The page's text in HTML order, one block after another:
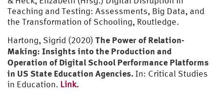
Teaching and Testing: Assessments, Big Data, and
the Transformation of Schooling, Routledge.
Hartong, Sigrid (2020) The Power of Relation-
Making: Insights into the Production and
Operation of Digital School Performance Platforms
in US State Education Agencies.In: Critical Studies
in Education. Link.